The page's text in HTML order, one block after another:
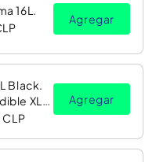
16L.
Agregar
Black.
XL.
Agregar